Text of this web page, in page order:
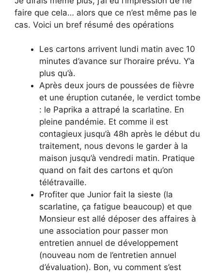
faire que cela… alors que ce n’est même pas le
cas. Voici un bref résumé des opérations
Les cartons arrivent lundi matin avec 10
minutes d’avance sur l’horaire prévu. Y’a
plus qu’à.
Après deux jours de poussées de fièvre
et une éruption cutanée, le verdict tombe
: le Paprika a attrapé la scarlatine. En
pleine pandémie. Et comme il est
contagieux jusqu’à 48h après le début du
traitement, nous devons le garder à la
maison jusqu’à vendredi matin. Pratique
quand on fait des cartons et qu’on
télétravaille.
Profiter que Junior fait la sieste (la
scarlatine, ça fatigue beaucoup) et que
Monsieur est allé déposer des affaires à
une association pour passer mon
entretien annuel de développement
(nouveau nom de l’entretien annuel
d’évaluation). Bon, vu comment s’est